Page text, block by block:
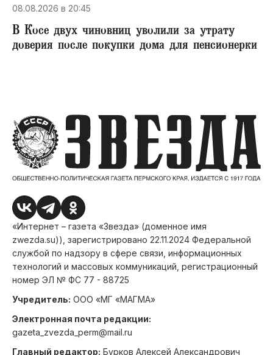
08.08.2026 в 20:45
В Косе двух чиновниц уволили за утрату
доверия после покупки дома для пенсионерки
«Интернет – газета «Звезда» (доменное имя
zwezda.su)), зарегистрировано 22.11.2024 Федеральной
службой по надзору в сфере связи, информационных
технологий и массовых коммуникаций, регистрационный
номер ЭЛ № ФС 77 - 88725
Учредитель: ООО «МГ «МАГМА»
Электронная почта редакции:
gazeta_zvezda_perm@mail.ru
Главный редактор: Бурков Алексей Александрович